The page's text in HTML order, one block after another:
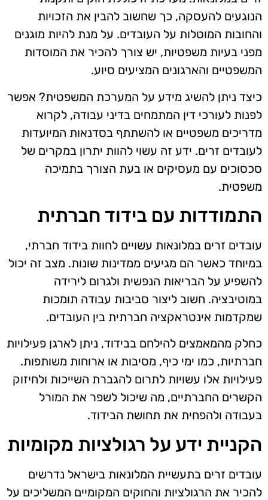
הנוגעים להעסקה, כך שחשוב להבין את הזכויות
והחובות המוטלות על העובדים. על מנת להיות מוגנים
מפני בעיות משפטיות, יש צורך להכיר את המוסדות
המשפטיים והארגונים המציעים סיוע.
כיצד ניתן להשיג מידע על המערכת המשפטית? אפשר
לפנות לעורכי דין המתמחים בדיני עבודה, לקרוא
מדריכים משפטיים או להשתתף בסדנאות המיועדות
לעובדים זרים. ידע זה עשוי להוות יתרון במקרים של
סכסוכים עם מעסיקים או בעת הצורך בתמיכה
משפטית.
התמודדות עם בידוד חברתית
עובדים זרים במלונאות עשויים לחוות בידוד חברתי,
במיוחד כאשר הם מגיעים ממדינות שונות. מצב זה יכול
להשפיע על הבריאות הנפשית ולגרום לירידה
במוטיבציה. חשוב ליצור סביבות עבודה תומכות
שמקדמות אינטראקציה חברתית בין העובדים.
כחלק מהמאמצים להילחם בבידוד, ניתן לארגן פעילויות
חברתיות, כמו ימי כיף, מסיבות או ארוחות משותפות.
פעילויות אלו עשויות לתרום להגברת השייכות ולחיזוק
הקשרים החברתיים, מה שיכול לשפר את המורל
בעבודה ולהפחית את תחושת הבידוד.
הקניית ידע על רגולציות מקומיות
עובדים זרים בתעשיית המלונאות בישראל נדרשים
להכיר את הרגולציות והחוקים המקומיים המשליכים על